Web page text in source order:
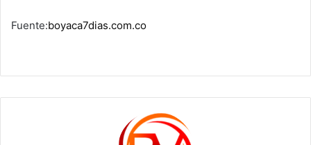
Fuente:boyaca7dias.com.co